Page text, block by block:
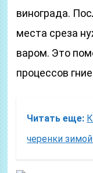
винограда.
места среза
варом. Это
процессов
Читать еще:
черенки